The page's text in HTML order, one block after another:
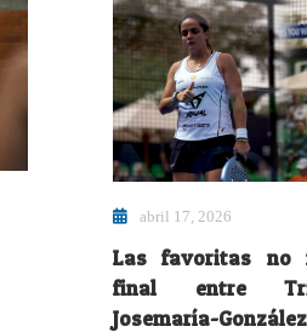
abril 17, 2026
Las favoritas no
final entre
Josemaría-González